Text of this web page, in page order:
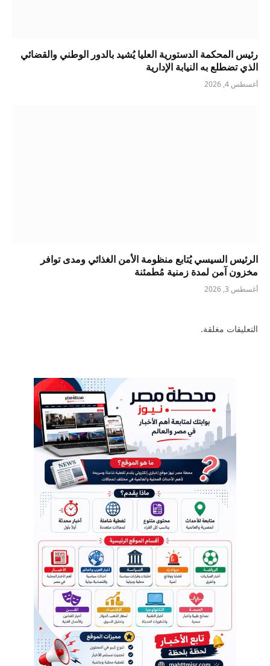
رئيس المحكمة الدستورية العليا يُشيد بالدور الوطني والقضائي
الذي تضطلع به النيابة الإدارية
أغسطس 4, 2026
الرئيس السيسي يُتابع منظومة الأمن الغذائي ومدى توافر
مخزون آمن لمدة زمنية مُطمئنة
أغسطس 3, 2026
التعليقات مغلقة.